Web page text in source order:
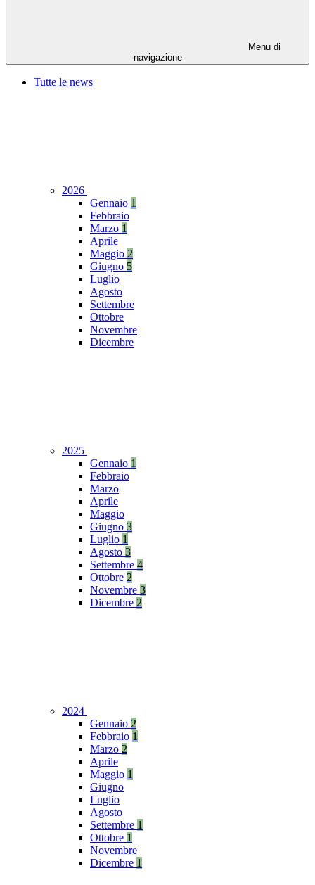
Menu di
navigazione
Tutte le news
2026
Gennaio 1
Febbraio
Marzo 1
Aprile
Maggio 2
Giugno 5
Luglio
Agosto
Settembre
Ottobre
Novembre
Dicembre
2025
Gennaio 1
Febbraio
Marzo
Aprile
Maggio
Giugno 3
Luglio 1
Agosto 3
Settembre 4
Ottobre 2
Novembre 3
Dicembre 2
2024
Gennaio 2
Febbraio 1
Marzo 2
Aprile
Maggio 1
Giugno
Luglio
Agosto
Settembre 1
Ottobre 1
Novembre
Dicembre 1